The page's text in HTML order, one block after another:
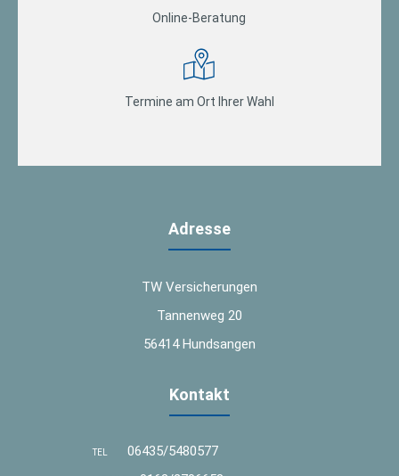
Online-Beratung
Termine am Ort Ihrer Wahl
Adresse
TW Versicherungen
Tannenweg 20
56414 Hundsangen
Kontakt
TEL 06435/5480577